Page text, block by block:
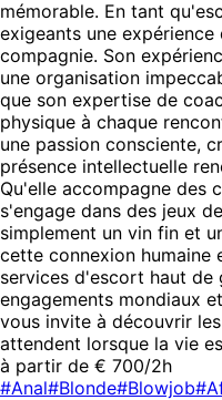
mémorable. En tant
exigeants une
compagnie. Son
une organisation
que son expertise de
physique à chaque
une passion consciente,
présence intellectuelle
Qu'elle accompagne des
s'engage dans des jeux
simplement un vin fin et
cette connexion humaine
services d'escort haut de
engagements mondiaux
vous invite à découvrir
attendent lorsque la vie
à partir de € 700/2h
#Anal#Blonde#Blowjob